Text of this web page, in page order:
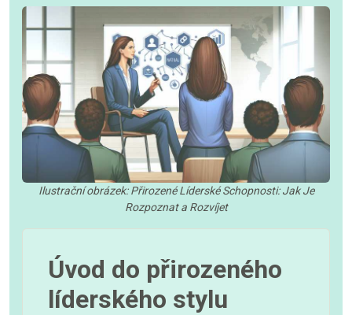
Ilustrační obrázek: Přirozené Líderské Schopnosti: Jak Je
Rozpoznat a Rozvíjet
Úvod do přirozeného
líderského stylu